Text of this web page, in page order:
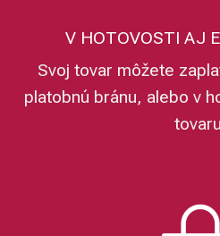
V HOTOVOSTI AJ
Svoj tovar môžete
platobnú bránu, alebo v